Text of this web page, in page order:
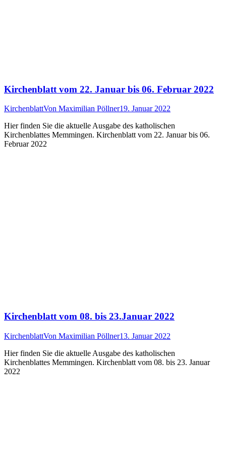
Kirchenblatt vom 22. Januar bis 06. Februar 2022
KirchenblattVon Maximilian Pöllner19. Januar 2022
Hier finden Sie die aktuelle Ausgabe des katholischen
Kirchenblattes Memmingen. Kirchenblatt vom 22. Januar bis 06.
Februar 2022
Kirchenblatt vom 08. bis 23.Januar 2022
KirchenblattVon Maximilian Pöllner13. Januar 2022
Hier finden Sie die aktuelle Ausgabe des katholischen
Kirchenblattes Memmingen. Kirchenblatt vom 08. bis 23. Januar
2022